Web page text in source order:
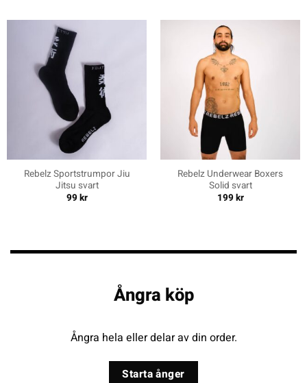
Rebelz Sportstrumpor Jiu
Jitsu svart
99kr
Rebelz Underwear Boxers
Solid svart
199kr
Ångra köp
Ångra hela eller delar av din order.
Starta ånger